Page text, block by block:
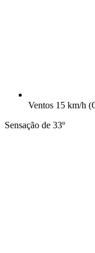
Ventos 15 km/h
Sensação de 33º